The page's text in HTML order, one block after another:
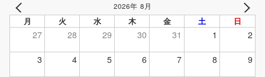
2026年 8月
月 火 水 木 金 土 日
27 28 29 30 31 1 2
3 4 5 6 7 8 9